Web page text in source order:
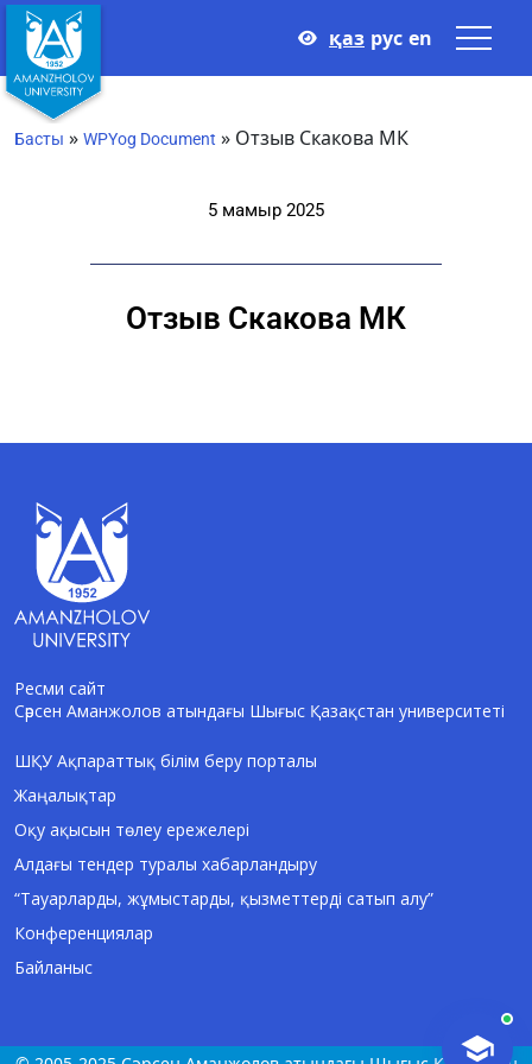
қаз рус en
Басты » WPYog Document » Отзыв Скакова МК
5 мамыр 2025
Отзыв Скакова МК
Ресми сайт
Сәрсен Аманжолов атындағы Шығыс Қазақстан университеті
ШҚУ Ақпараттық білім беру порталы
Жаңалықтар
Оқу ақысын төлеу ережелері
Алдағы тендер туралы хабарландыру
“Тауарларды, жұмыстарды, қызметтерді сатып алу”
Конференциялар
Байланыс
AI-Talapker
Сәлем! Мен AI-Talapker — Сәрсен
Аманжолов атындағы Шығыс Қазақстан
университеті (ШҚУ) көмекшісімін.
Бакалавриат, магистратура, докторантура